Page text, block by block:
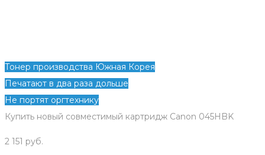
Тонер производства Южная Корея
Печатают в два раза дольше
Не портят оргтехнику
Купить новый совместимый картридж Canon 045HBK
2 151 руб.